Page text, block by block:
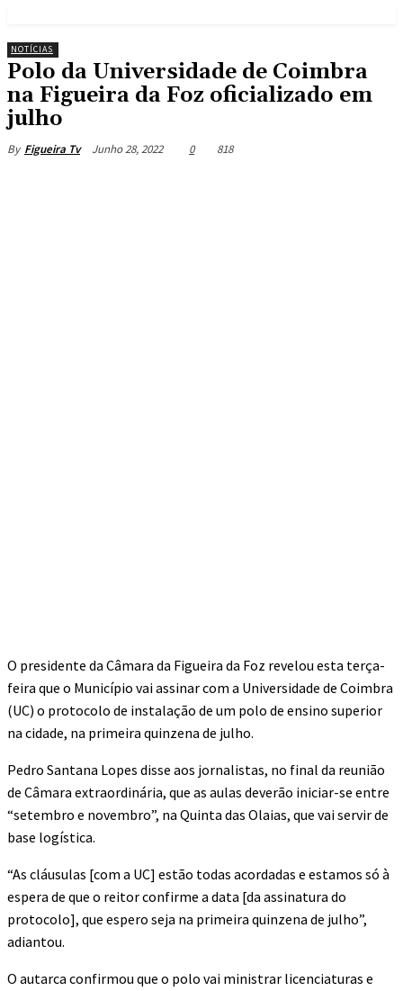
NOTÍCIAS
Polo da Universidade de Coimbra
na Figueira da Foz oficializado em
julho
By Figueira Tv Junho 28, 2022 0 818
O presidente da Câmara da Figueira da Foz revelou esta terça-
feira que o Município vai assinar com a Universidade de Coimbra
(UC) o protocolo de instalação de um polo de ensino superior
na cidade, na primeira quinzena de julho.
Pedro Santana Lopes disse aos jornalistas, no final da reunião
de Câmara extraordinária, que as aulas deverão iniciar-se entre
“setembro e novembro”, na Quinta das Olaias, que vai servir de
base logística.
“As cláusulas [com a UC] estão todas acordadas e estamos só à
espera de que o reitor confirme a data [da assinatura do
protocolo], que espero seja na primeira quinzena de julho”,
adiantou.
O autarca confirmou que o polo vai ministrar licenciaturas e